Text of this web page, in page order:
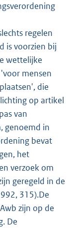
regelen
is voorzien bij
wettelijke
mensen
die
op artikel
van
genoemd in
bevat
het
verzoek om
geregeld in de
315).De
zijn op de
De